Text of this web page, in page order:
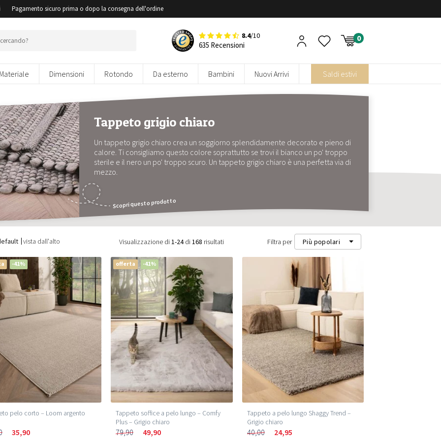
Pagamento sicuro prima o dopo la consegna dell'ordine
8.4/10
635 Recensioni
Materiale Dimensioni Rotondo Da esterno Bambini Nuovi Arrivi Saldi estivi
Tappeto grigio chiaro
Un tappeto grigio chiaro crea un soggiorno splendidamente decorato e pieno di
calore. Ti consigliamo questo colore soprattutto se trovi il bianco un po' troppo
sterile e il nero un po' troppo scuro. Un tappeto grigio chiaro è una perfetta via di
mezzo.
Scopri questo prodotto
vista dall'alto Visualizzazione di1-24di168 risultati Filtra per Più popolari
Più popolari
Più recenti
Prezzo più basso (m²)
Prezzo più alto (m²)
-41%
pelo corto – Loom argento
35,90
offerta -41%
Tappeto soffice a pelo lungo – Comfy
Plus – Grigio chiaro
79,90 49,90
Tappeto a pelo lungo Shaggy Trend –
Grigio chiaro
40,00 24,95